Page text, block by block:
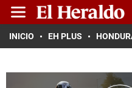
INICIO EH PLUS